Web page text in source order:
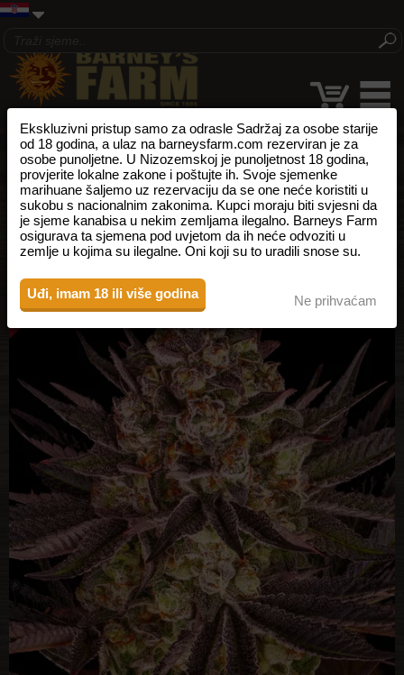
Ekskluzivni pristup samo za odrasle Sadržaj za osobe starije
od 18 godina, a ulaz na barneysfarm.com rezerviran je za
osobe punoljetne. U Nizozemskoj je punoljetnost 18 godina,
provjerite lokalne zakone i poštujte ih. Svoje sjemenke
marihuane šaljemo uz rezervaciju da se one neće koristiti u
sukobu s nacionalnim zakonima. Kupci moraju biti svjesni da
je sjeme kanabisa u nekim zemljama ilegalno. Barneys Farm
osigurava ta sjemena pod uvjetom da ih neće odvoziti u
zemlje u kojima su ilegalne. Oni koji su to uradili snose su.
Uđi, imam 18 ili više godina Ne prihvaćam